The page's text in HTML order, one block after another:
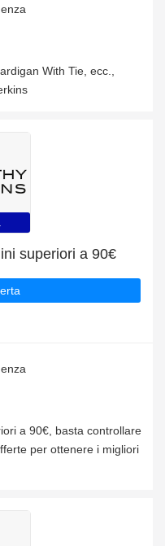
With Tie, ecc.,
superiori a 90€
a 90€, basta controllare
per ottenere i migliori